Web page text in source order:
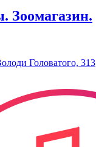
Зоомагазин.
Головатого, 313